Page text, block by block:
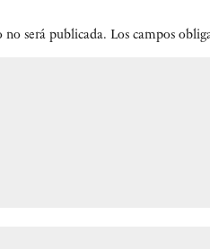
será publicada. Los campos